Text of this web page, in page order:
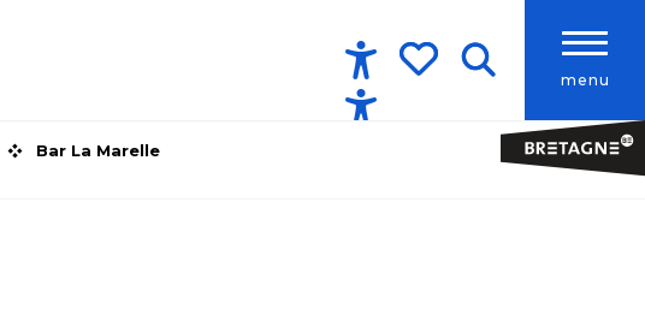
menu
Accessibilité
Bar La Marelle